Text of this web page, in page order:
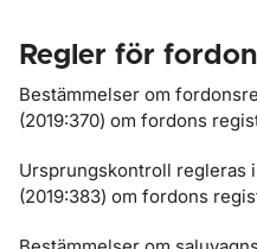
Regler för
Bestämmelser om
(2019:370) om fordons
Ursprungskontroll regleras
(2019:383) om fordons